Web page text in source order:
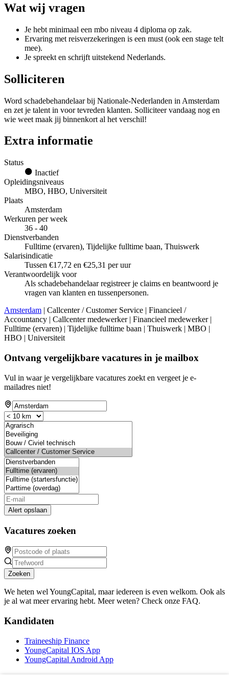
Wat wij vragen
Je hebt minimaal een mbo niveau 4 diploma op zak.
Ervaring met reisverzekeringen is een must (ook een stage telt
mee).
Je spreekt en schrijft uitstekend Nederlands.
Solliciteren
Word schadebehandelaar bij Nationale-Nederlanden in Amsterdam
en zet je talent in voor tevreden klanten. Solliciteer vandaag nog en
wie weet maak jij binnenkort al het verschil!
Extra informatie
Status
Inactief
Opleidingsniveaus
MBO, HBO, Universiteit
Plaats
Amsterdam
Werkuren per week
36 - 40
Dienstverbanden
Fulltime (ervaren), Tijdelijke fulltime baan, Thuiswerk
Salarisindicatie
Tussen €17,72 en €25,31 per uur
Verantwoordelijk voor
Als schadebehandelaar registreer je claims en beantwoord je
vragen van klanten en tussenpersonen.
Amsterdam | Callcenter / Customer Service | Financieel /
Accountancy | Callcenter medewerker | Financieel medewerker |
Fulltime (ervaren) | Tijdelijke fulltime baan | Thuiswerk | MBO |
HBO | Universiteit
Ontvang vergelijkbare vacatures in je mailbox
Vul in waar je vergelijkbare vacatures zoekt en vergeet je e-
mailadres niet!
Alert opslaan
Vacatures zoeken
Zoeken
We heten wel YoungCapital, maar iedereen is even welkom. Ook als
je al wat meer ervaring hebt. Meer weten? Check onze FAQ.
Kandidaten
Traineeship Finance
YoungCapital IOS App
YoungCapital Android App